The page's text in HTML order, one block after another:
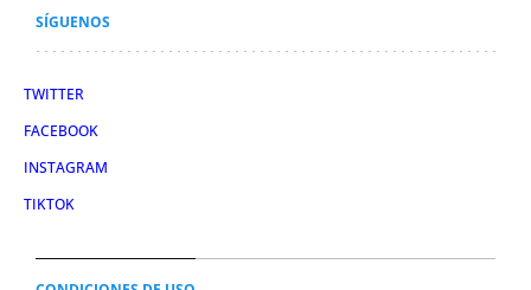
SÍGUENOS
TWITTER
FACEBOOK
INSTAGRAM
TIKTOK